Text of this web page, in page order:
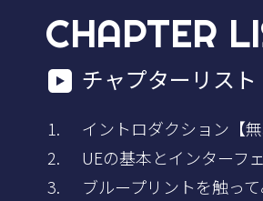
CHAPTER
チャプターリスト
イントロダクション【無
UEの基本とインターフ
ブループリントを触っ